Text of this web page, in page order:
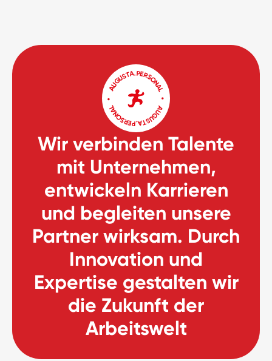
Wir verbinden Talente
mit Unternehmen,
entwickeln Karrieren
und begleiten unsere
Partner wirksam. Durch
Innovation und
Expertise gestalten wir
die Zukunft der
Arbeitswelt